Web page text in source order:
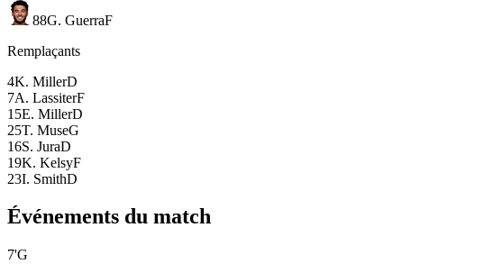
88G. GuerraF
Remplaçants
4K. MillerD
7A. LassiterF
15E. MillerD
25T. MuseG
16S. JuraD
19K. KelsyF
23I. SmithD
Événements du match
7'G